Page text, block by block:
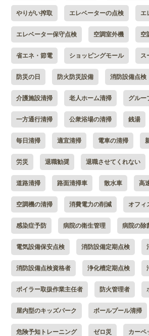
やりがい搾取 エレベーターの点検 エ
エレベーター保守点検 空調室外機 空
省エネ・節電 ショッピングモール ス
防災の日 防火防災設備 消防設備点検
介護施設清掃 老人ホーム清掃 グルー
一方通行清掃 公衆浴場の清掃 銭湯
毎日清掃 適宜清掃 電車の清掃
労災 退職勧奨 退職させてくれない
道路清掃 路面清掃車 散水車 高
空調機の清掃 消費電力の削減 オフィ
感染症予防 病院の衛生管理 病院の除
電気設備保安点検 消防設備定期点検
消防設備点検資格者 浄化槽定期点検
ボイラー取扱作業主任者 防火管理者
屋内型のキッズパーク ボールプール清掃
危険予知トレーニング ゼロ災 カーペ